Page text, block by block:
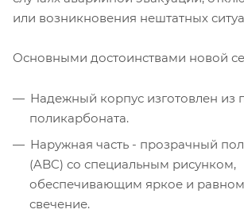
или возникновения нештатных
Основными достоинствами новой
Надежный корпус изготовлен из
поликарбоната.
Наружная часть - прозрачный
(ABC) со специальным рисунком,
обеспечивающим яркое и
свечение.